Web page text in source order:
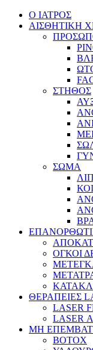
Ο ΙΑΤΡΟΣ
ΑΙΣΘΗΤΙΚΗ
ΣΤΗΘΟΣ
ΣΩΜΑ
ΟΓΚΟΙ
ΘΕΡΑΠΕΙΕΣ
LASER
LASER
ΜΗ
ΒΟΤΟΧ